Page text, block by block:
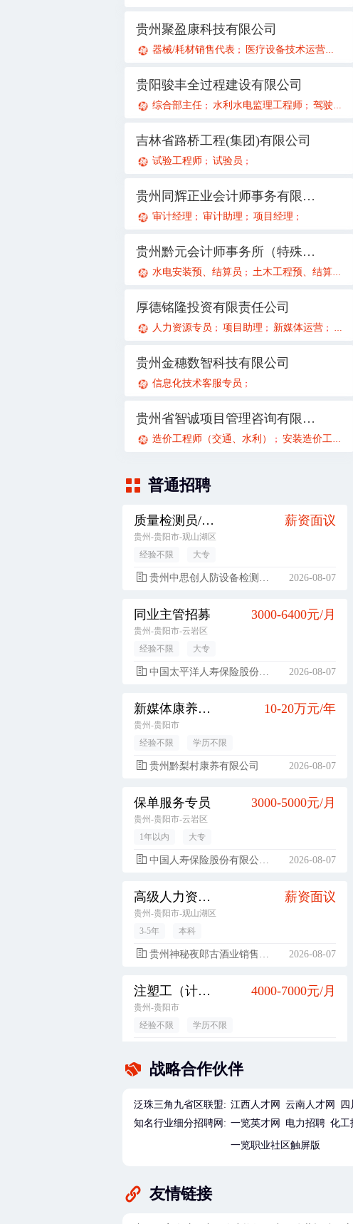
贵州聚盈康科技有限公司
器械/耗材销售代表 ； 医疗设备技术运营官
贵阳骏丰全过程建设有限公司
综合部主任 ； 水利水电监理工程师 ； 驾驶员
吉林省路桥工程(集团)有限公司
试验工程师 ； 试验员 ；
贵州同辉正业会计师事务有限公司
审计经理 ； 审计助理 ； 项目经理 ；
贵州黔元会计师事务所（特殊普通合伙）
水电安装预、结算员 ； 土木工程预、结算员
厚德铭隆投资有限责任公司
人力资源专员 ； 项目助理 ； 新媒体运营 ； 教
贵州金穗数智科技有限公司
信息化技术客服专员 ；
贵州省智诚项目管理咨询有限公司
造价工程师（交通、水利） ； 安装造价工程师
普通招聘
质量检测员/测试员 薪资面议
贵州-贵阳市-观山湖区
经验不限
大专
贵州中思创人防设备检测有限公司 2026-08-07
同业主管招募 3000-6400元/月
贵州-贵阳市-云岩区
经验不限
大专
中国太平洋人寿保险股份有限公司 2026-08-07
新媒体康养运营 10-20万元/年
贵州-贵阳市
经验不限
学历不限
贵州黔梨村康养有限公司 2026-08-07
保单服务专员 3000-5000元/月
贵州-贵阳市-云岩区
1年以内
大专
中国人寿保险股份有限公司贵阳市都司支公司 2026-08-07
高级人力资源专员（直播电商方向） 薪资面议
贵州-贵阳市-观山湖区
3-5年
本科
贵州神秘夜郎古酒业销售有限公司 2026-08-07
注塑工（计件） 4000-7000元/月
贵州-贵阳市
经验不限
学历不限
广东-惠州市-博罗县
经验不限
大专
华通电脑（惠州）有限公司 2026-08-07
贵州
战略合作伙伴
泛珠三角九省区联盟: 江西人才网 云南人才网 四
知名行业细分招聘网: 一览英才网 电力招聘 化工
一览职业社区触屏版
友情链接